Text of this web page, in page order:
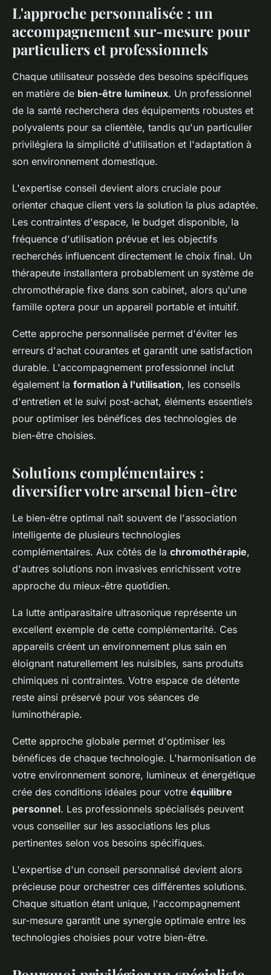
L'approche personnalisée : un
accompagnement sur-mesure pour
particuliers et professionnels
Chaque utilisateur possède des besoins spécifiques
en matière de bien-être lumineux. Un professionnel
de la santé recherchera des équipements robustes et
polyvalents pour sa clientèle, tandis qu'un particulier
privilégiera la simplicité d'utilisation et l'adaptation à
son environnement domestique.
L'expertise conseil devient alors cruciale pour
orienter chaque client vers la solution la plus adaptée.
Les contraintes d'espace, le budget disponible, la
fréquence d'utilisation prévue et les objectifs
recherchés influencent directement le choix final. Un
thérapeute installantera probablement un système de
chromothérapie fixe dans son cabinet, alors qu'une
famille optera pour un appareil portable et intuitif.
Cette approche personnalisée permet d'éviter les
erreurs d'achat courantes et garantit une satisfaction
durable. L'accompagnement professionnel inclut
également la formation à l'utilisation, les conseils
d'entretien et le suivi post-achat, éléments essentiels
pour optimiser les bénéfices des technologies de
bien-être choisies.
Solutions complémentaires :
diversifier votre arsenal bien-être
Le bien-être optimal naît souvent de l'association
intelligente de plusieurs technologies
complémentaires. Aux côtés de la chromothérapie,
d'autres solutions non invasives enrichissent votre
approche du mieux-être quotidien.
La lutte antiparasitaire ultrasonique représente un
excellent exemple de cette complémentarité. Ces
appareils créent un environnement plus sain en
éloignant naturellement les nuisibles, sans produits
chimiques ni contraintes. Votre espace de détente
reste ainsi préservé pour vos séances de
luminothérapie.
Cette approche globale permet d'optimiser les
bénéfices de chaque technologie. L'harmonisation de
votre environnement sonore, lumineux et énergétique
crée des conditions idéales pour votre équilibre
personnel. Les professionnels spécialisés peuvent
vous conseiller sur les associations les plus
pertinentes selon vos besoins spécifiques.
L'expertise d'un conseil personnalisé devient alors
précieuse pour orchestrer ces différentes solutions.
Chaque situation étant unique, l'accompagnement
sur-mesure garantit une synergie optimale entre les
technologies choisies pour votre bien-être.